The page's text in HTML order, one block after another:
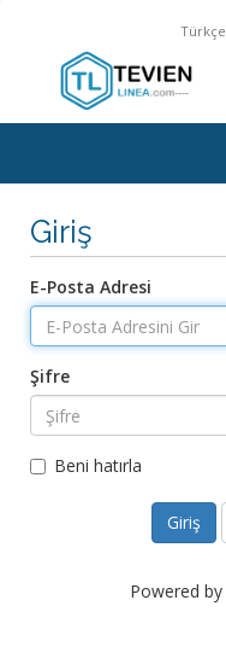
Türkçe
Giriş
E-Posta Adresi
Şifre
Beni hatırla
Powered by